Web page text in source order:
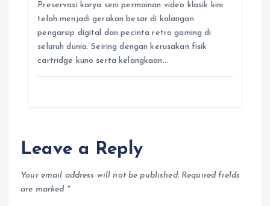
Preservasi karya seni permainan video klasik kini
telah menjadi gerakan besar di kalangan
pengarsip digital dan pecinta retro gaming di
seluruh dunia. Seiring dengan kerusakan fisik
cartridge kuno serta kelangkaan…
Leave a Reply
Your email address will not be published. Required fields
are marked *